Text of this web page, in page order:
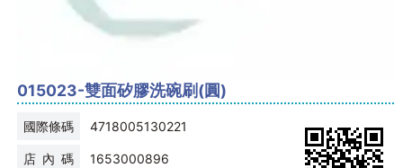
015023-雙面矽膠洗碗刷(圓)
國際條碼 4718005130221
店 內 碼 1653000896